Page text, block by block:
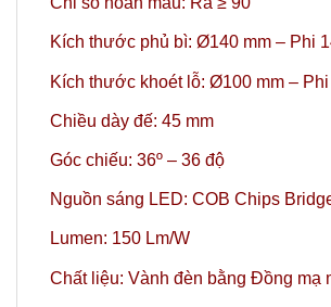
Kích thước phủ bì: Ø140 mm – Phi
Kích thước khoét lỗ: Ø100 mm –
Chiều dày đế: 45 mm
Góc chiếu: 36º – 36 độ
Nguồn sáng LED: COB Chips
Lumen: 150 Lm/W
Chất liệu: Vành đèn bằng Đồng mạ